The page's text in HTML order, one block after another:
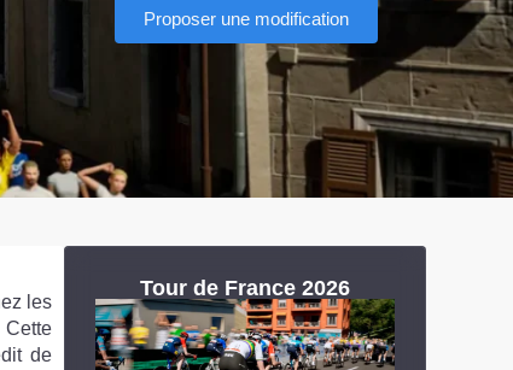
Proposer une modification
les
de
Tour de France 2026